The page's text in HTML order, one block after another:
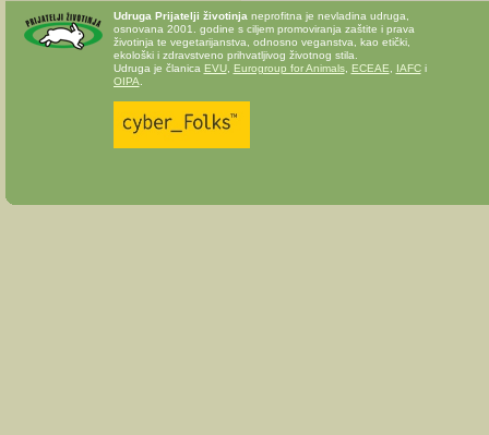
Udruga Prijatelji životinja neprofitna je nevladina udruga,
osnovana 2001. godine s ciljem promoviranja zaštite i prava
životinja te vegetarijanstva, odnosno veganstva, kao etički,
ekološki i zdravstveno prihvatljivog životnog stila.
Udruga je članica EVU, Eurogroup for Animals, ECEAE IAFCi
OIPA